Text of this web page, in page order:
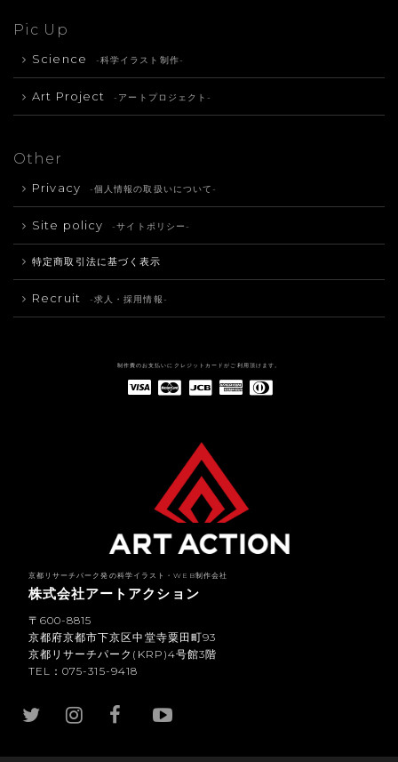
Pic Up
Science -科学イラスト制作-
Art Project -アートプロジェクト-
Other
Privacy -個人情報の取扱いについて-
Site policy -サイトポリシー-
特定商取引法に基づく表示
Recruit -求人・採用情報-
制作費のお支払いにクレジットカードがご利用頂けます。
京都リサーチパーク発の科学イラスト・WEB制作会社
株式会社アートアクション
〒600-8815
京都府京都市下京区中堂寺粟田町93
京都リサーチパーク(KRP)4号館3階
TEL：075-315-9418